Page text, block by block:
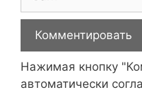
Нажимая кнопку
автоматически